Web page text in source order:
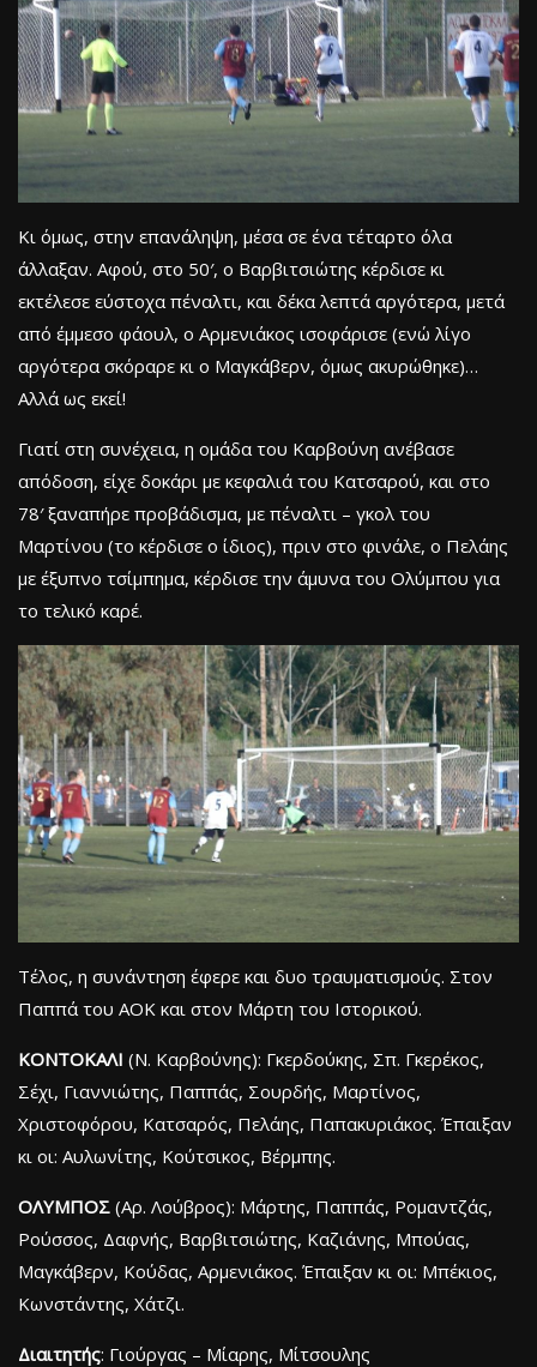
Κι όμως, στην επανάληψη, μέσα σε ένα τέταρτο όλα
άλλαξαν. Αφού, στο 50′, ο Βαρβιτσιώτης κέρδισε κι
εκτέλεσε εύστοχα πέναλτι, και δέκα λεπτά αργότερα, μετά
από έμμεσο φάουλ, ο Αρμενιάκος ισοφάρισε (ενώ λίγο
αργότερα σκόραρε κι ο Μαγκάβερν, όμως ακυρώθηκε)…
Αλλά ως εκεί!
Γιατί στη συνέχεια, η ομάδα του Καρβούνη ανέβασε
απόδοση, είχε δοκάρι με κεφαλιά του Κατσαρού, και στο
78′ ξαναπήρε προβάδισμα, με πέναλτι – γκολ του
Μαρτίνου (το κέρδισε ο ίδιος), πριν στο φινάλε, ο Πελάης
με έξυπνο τσίμπημα, κέρδισε την άμυνα του Ολύμπου για
το τελικό καρέ.
Τέλος, η συνάντηση έφερε και δυο τραυματισμούς. Στον
Παππά του ΑΟΚ και στον Μάρτη του Ιστορικού.
ΚΟΝΤΟΚΑΛΙ (Ν. Καρβούνης): Γκερδούκης, Σπ. Γκερέκος,
Σέχι, Γιαννιώτης, Παππάς, Σουρδής, Μαρτίνος,
Χριστοφόρου, Κατσαρός, Πελάης, Παπακυριάκος. Έπαιξαν
κι οι: Αυλωνίτης, Κούτσικος, Βέρμπης.
ΟΛΥΜΠΟΣ (Αρ. Λούβρος): Μάρτης, Παππάς, Ρομαντζάς,
Ρούσσος, Δαφνής, Βαρβιτσιώτης, Καζιάνης, Μπούας,
Μαγκάβερν, Κούδας, Αρμενιάκος. Έπαιξαν κι οι: Μπέκιος,
Κωνστάντης, Χάτζι.
Διαιτητής: Γιούργας – Μίαρης, Μίτσουλης